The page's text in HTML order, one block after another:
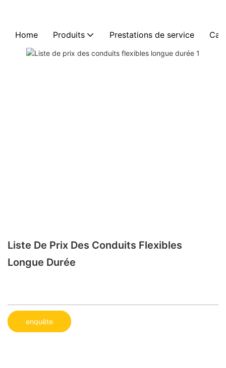
Home Produits Prestations de service Cas
Liste De Prix Des Conduits Flexibles
Longue Durée
enquête